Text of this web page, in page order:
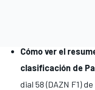
Cómo ver el
clasificación de
dial 58 (DAZN F1)